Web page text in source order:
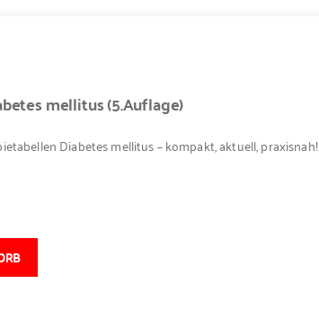
mellitus (5.Auflage)
Diabetes mellitus – kompakt, aktuell, praxisnah!